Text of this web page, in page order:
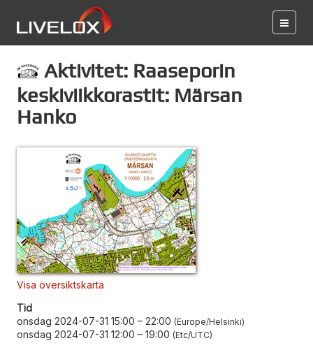
Aktivitet: Raaseporin
keskiviikkorastit: Märsan
Hanko
Visa översiktskarta
Tid
onsdag 2024-07-31 15:00 – 22:00 Europe/Helsinki
onsdag 2024-07-31 12:00 – 19:00 Etc/UTC